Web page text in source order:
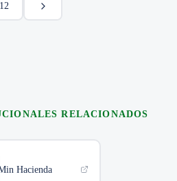
12
RELACIONADOS
Hacienda